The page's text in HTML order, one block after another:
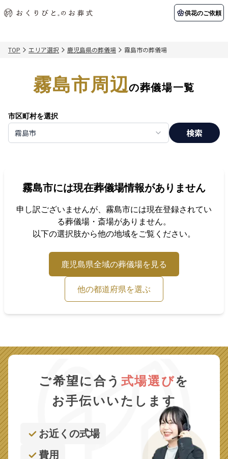
供花のご依頼
初めての方へ 納棺の儀とは？
アフターサポート
会社概要 店舗用地募集
関東エリア
千葉県
北海道エリア
お客様の声
供花のご依頼
TOP エリア選択 鹿児島県の葬儀場 霧島市の葬儀場
霧島市周辺の葬儀場一覧
市区町村を選択
霧島市 検索
霧島市には現在葬儀場情報がありません
申し訳ございませんが、 霧島市には現在登録されてい
る葬儀場・斎場がありません。
以下の選択肢から他の地域をご覧ください。
鹿児島県全域の葬儀場を見る
他の都道府県を選ぶ
ご希望に合う 式場選びを
お手伝いいたします
お近くの式場
費用